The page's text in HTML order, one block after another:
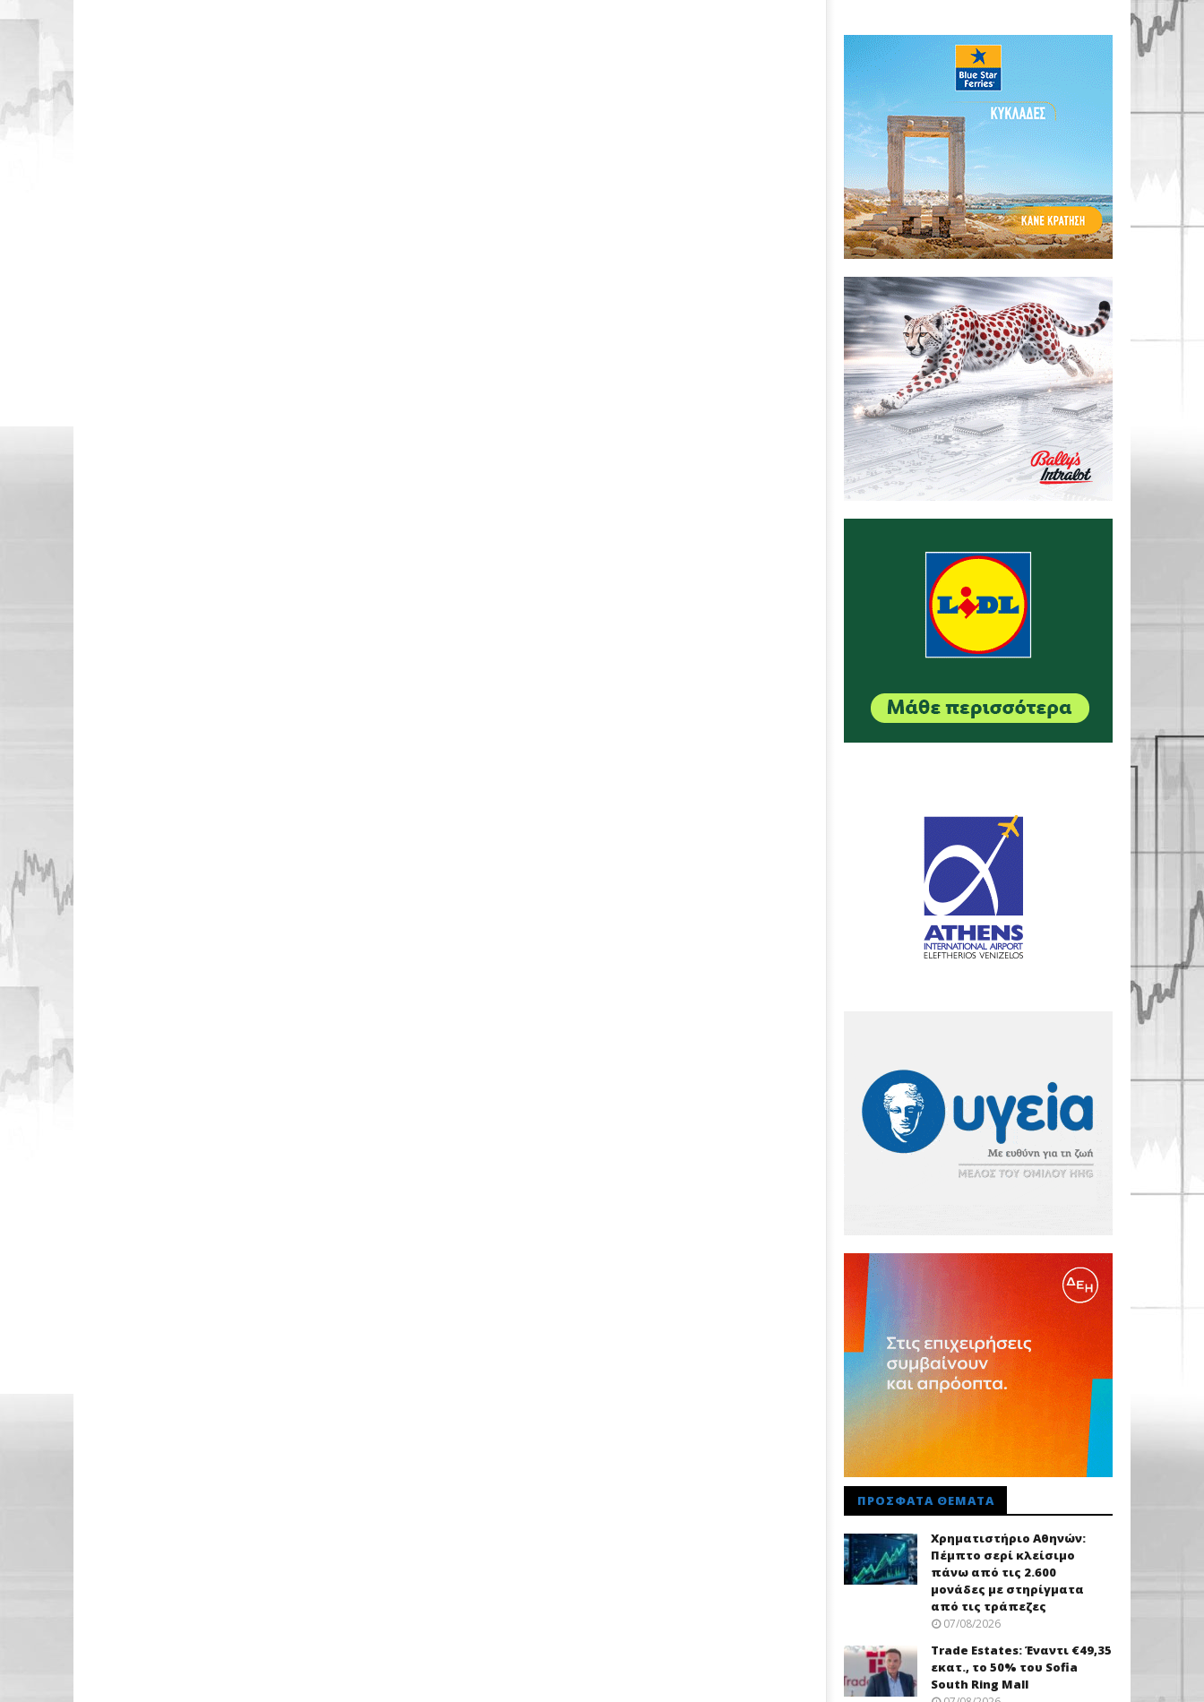
ΠΡΌΣΦΑΤΑ ΘΈΜΑΤΑ
Χρηματιστήριο Αθηνών:
Πέμπτο σερί κλείσιμο
πάνω από τις 2.600
μονάδες με στηρίγματα
από τις τράπεζες
07/08/2026
Trade Εstates: Έναντι €49,35
εκατ., το 50% του Sofia
South Ring Mall